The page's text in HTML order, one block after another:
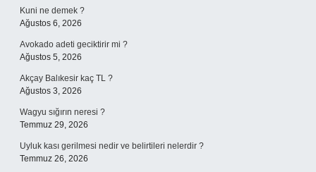
Kuni ne demek ?
Ağustos 6, 2026
Avokado adeti geciktirir mi ?
Ağustos 5, 2026
Akçay Balıkesir kaç TL ?
Ağustos 3, 2026
Wagyu sığırın neresi ?
Temmuz 29, 2026
Uyluk kası gerilmesi nedir ve belirtileri nelerdir ?
Temmuz 26, 2026